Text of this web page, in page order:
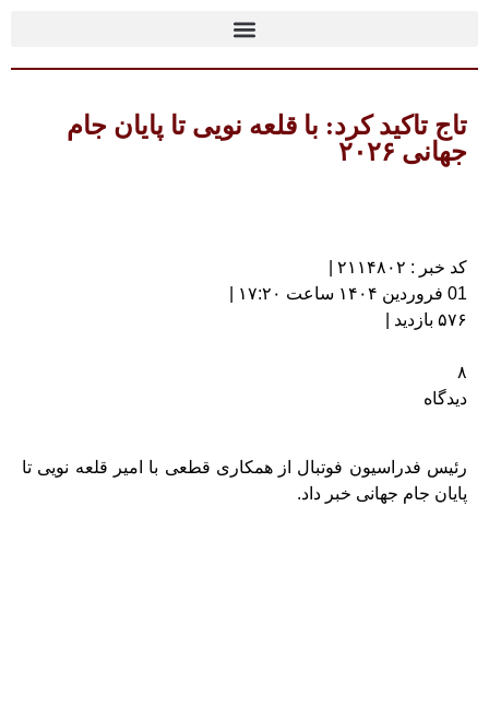
تاج تاکید کرد: با قلعه نویی تا پایان جام
جهانی ۲۰۲۶
کد خبر : ۲۱۱۴۸۰۲ |
01 فروردین ۱۴۰۴ ساعت ۱۷:۲۰ |
۵۷۶ بازدید |
۸
دیدگاه
رئیس فدراسیون فوتبال از همکاری قطعی با امیر قلعه نویی تا
پایان جام جهانی خبر داد.